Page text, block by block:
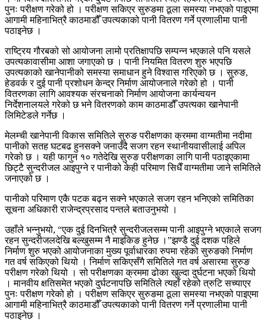
पुनः परीक्षण गरेको हो । परीक्षण सकिएर सुरुङमा ठूला समस्या नभएको पाइएमा
आगामी महिनाभित्रै काठमाडौँ उपत्यकाको पानी वितरण गर्ने प्रणालीमा पानी
पठाइनेछ ।
राष्ट्रिय गौरबको सो आयोजना लामो प्रतिक्षापछि सम्पन्न भएकाले पनि यसले
उपत्यकावासीमा आशा जगाएको छ । पानी नियमित वितरण शुरु भएपछि
उपत्यकाको खानेपानीको समस्या समाधान हुने विश्वास गरिएको छ । सुरुङ,
हेडवर्क र दुई पानी प्रशोधन केन्द्र निर्माण आयोजनाले गरेको हो । पानी
वितरणका लागि आवश्यक संरचनाको निर्माण आयोजना कार्यन्वयन
निर्देशनालयले गरेको छ भने वितरणको काम काठमाडौँ उपत्यका खानेपानी
लिमिटेडले गर्नेछ ।
मेलम्ची खानेपानी विकास समितिले सुरुङ परीक्षणका क्रममा वाग्मतीमा नदीमा
पानीको सतह घटबढ हुनसक्ने जनाउँदै सजग रहन स्थानीयवासीलाई अपिल
गरेको छ । यही फागुन १० गतेदेखि सुरुङ परीक्षणका लागि पानी पठाइएकामा
छिट्टै सुन्दरीजल आइपुग्ने र पानीको केही परिमाण सिधैँ वाग्मतीमा जाने समितिले
जनाएको छ ।
पानीको परिमाण एकै पटक बढ्न सक्ने भएकाले सजग रहन भनिएको समितिका
सूचना अधिकारी राजेन्द्रप्रसाद पन्तले बताउनुभयो ।
उहाँले भन्नुभयो, “एक दुई दिनभित्रै सुन्दरीजलसम्म पानी आइपुग्ने भएकाले सजग
रहन सुन्दरीजलदेखि बल्खुसम्म नै माइकिङ हुनेछ ।”झण्डै दुई दशक पहिले
निर्माण शुरु भएको आयोजनाका मुख्य पूर्वाधारका रुपमा रहेको सुरुङको निर्माण
गत वर्ष सकिएको थियो । निर्माण सकिएसँगै समितिले गत वर्ष असारमा सुरुङ
परीक्षण गरेको थियो । सो परीक्षणका क्रममा ढोका खुल्दा दुर्घटना भएको थियो
। मानवीय क्षतिसमेत भएको दुर्घटनापछि समितिले त्यहाँ रहेको त्रुटि सच्याएर
पुनः परीक्षण गरेको हो । परीक्षण सकिएर सुरुङमा ठूला समस्या नभएको पाइएमा
आगामी महिनाभित्रै काठमाडौँ उपत्यकाको पानी वितरण गर्ने प्रणालीमा पानी
पठाइनेछ ।